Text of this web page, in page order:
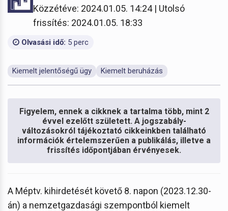
Közzétéve: 2024.01.05. 14:24 | Utolsó
frissítés: 2024.01.05. 18:33
Olvasási idő: 5 perc
Kiemelt jelentőségű ügy Kiemelt beruházás
Figyelem, ennek a cikknek a tartalma több, mint 2
évvel ezelőtt született. A jogszabály-
változásokról tájékoztató cikkeinkben található
információk értelemszerűen a publikálás, illetve a
frissítés időpontjában érvényesek.
A Méptv. kihirdetését követő 8. napon (2023.12.30-
án) a nemzetgazdasági szempontból kiemelt